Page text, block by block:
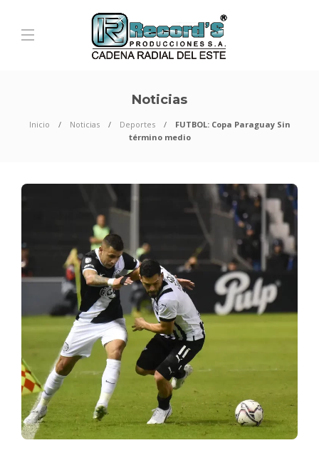
Noticias
Inicio Noticias Deportes
FUTBOL: Copa Paraguay Sin
término medio